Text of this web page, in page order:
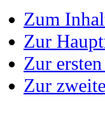
Zum
Zur
Zur
Zur